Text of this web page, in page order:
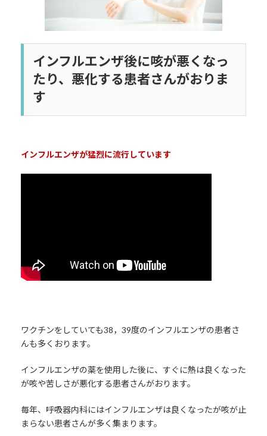
インフルエンザ後に咳が悪くなっ
たり、悪化する患者さんがおりま
す
インフルエンザが猛烈に流行しています
ワクチンをしていても38，39度のインフルエンザの患者さ
んも多くおります。
インフルエンザの薬を使用した後に、すぐに熱は良くなった
が咳や苦しさが悪化する患者さんがおります。
毎年、呼吸器内科にはインフルエンザは良くなったが咳が止
まらない患者さんが多く集まります。